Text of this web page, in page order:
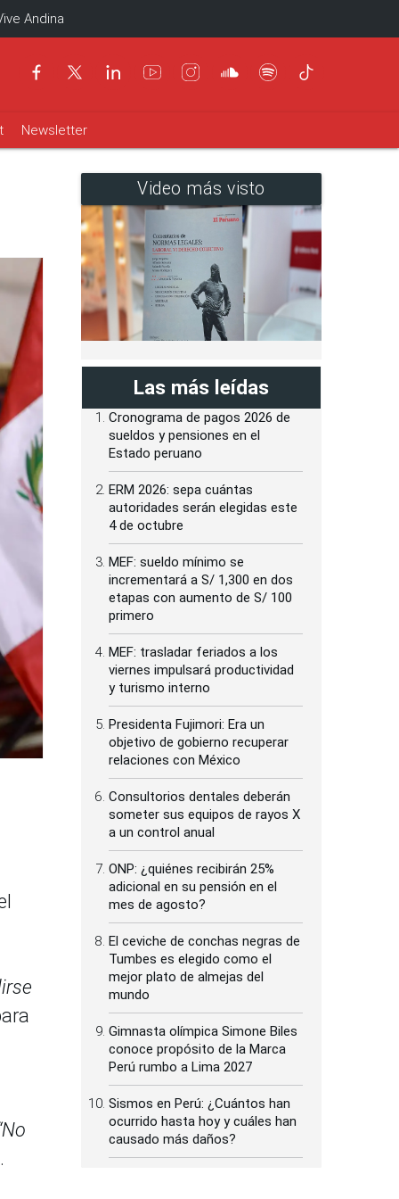
Andina
Newsletter
Video más visto
Las más leídas
Cronograma de pagos 2026 de
sueldos y pensiones en el
Estado peruano
ERM 2026: sepa cuántas
autoridades serán elegidas este
4 de octubre
MEF: sueldo mínimo se
incrementará a S/ 1,300 en dos
etapas con aumento de S/ 100
primero
MEF: trasladar feriados a los
viernes impulsará productividad
y turismo interno
Presidenta Fujimori: Era un
objetivo de gobierno recuperar
relaciones con México
Consultorios dentales deberán
someter sus equipos de rayos X
a un control anual
ONP: ¿quiénes recibirán 25%
adicional en su pensión en el
mes de agosto?
El ceviche de conchas negras de
Tumbes es elegido como el
mejor plato de almejas del
mundo
Gimnasta olímpica Simone Biles
conoce propósito de la Marca
Perú rumbo a Lima 2027
Sismos en Perú: ¿Cuántos han
ocurrido hasta hoy y cuáles han
causado más daños?